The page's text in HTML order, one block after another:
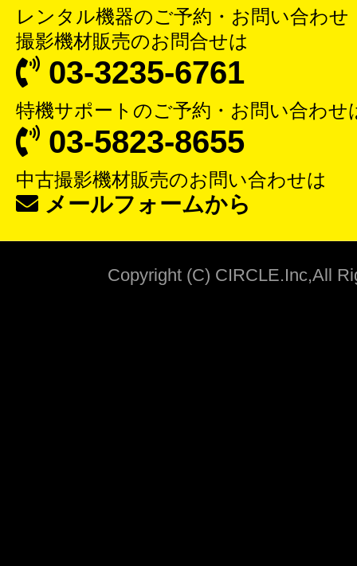
レンタル機器のご予約・お問い合わせ
撮影機材販売のお問合せは
03-3235-6761
特機サポート のご予約・お問い合わせ
03-5823-8655
中古撮影機材販売のお問い合わせは
メールフォームから
Copyright (C) CIRCLE.Inc,All